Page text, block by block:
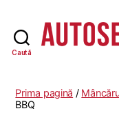
Caută
Prima pagină /
BBQ